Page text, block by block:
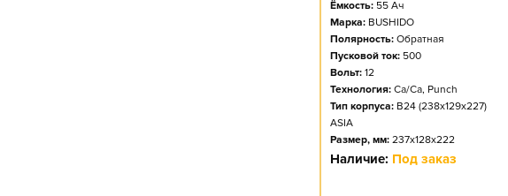
Ёмкость: 55 Ач
Марка: BUSHIDO
Полярность: Обратная
Пусковой ток: 500
Вольт: 12
Технология: Ca/Ca, Punch
Тип корпуса: B24 (238x129x227)
ASIA
Размер, мм: 237x128x222
Наличие: Под заказ